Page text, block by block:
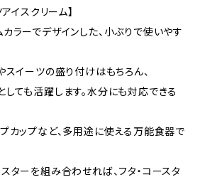
スクリーム】
ラーでデザインした、小ぶりで使いやす
スイーツの盛り付けはもちろん、
ても活躍します。水分にも対応できる
カップなど、多用途に使える万能食器で
ターを組み合わせれば、フタ・コースタ